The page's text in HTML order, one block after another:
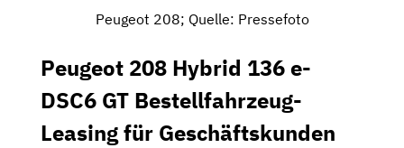
Peugeot 208; Quelle: Pressefoto
Peugeot 208 Hybrid 136 e-
DSC6 GT Bestellfahrzeug-
Leasing für Geschäftskunden